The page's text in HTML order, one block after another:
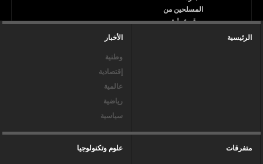
الرئيسية الأخبار
وطنية
إقتصادية
عالمية
رياضية
سياسية
متفرقات علوم وتكنولوجيا